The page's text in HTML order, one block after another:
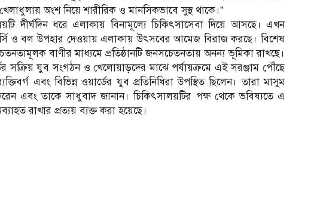
অংশ নিয়ে শারীরিক ও মানসিকভাবে সুস্থ থাকে।”
দীর্ঘদিন ধরে এলাকায় বিনামূল্যে চিকিৎসাসেবা দিয়ে আসছে। এখন
ও বল উপহার দেওয়ায় এলাকায় উৎসবের আমেজ বিরাজ করছে। বিশেষ
বাণীর মাধ্যমে প্রতিষ্ঠানটি জনসচেতনতায় অনন্য ভূমিকা রাখছে।
সক্রিয় যুব সংগঠন ও খেলোয়াড়দের মাঝে পর্যায়ক্রমে এই সরঞ্জাম পৌঁছে
এবং বিভিন্ন ওয়ার্ডের যুব প্রতিনিধিরা উপস্থিত ছিলেন। তারা মাসুম
এবং তাকে সাধুবাদ জানান। চিকিৎসালয়টির পক্ষ থেকে ভবিষ্যতে এ
রাখার প্রত্যয় ব্যক্ত করা হয়েছে।